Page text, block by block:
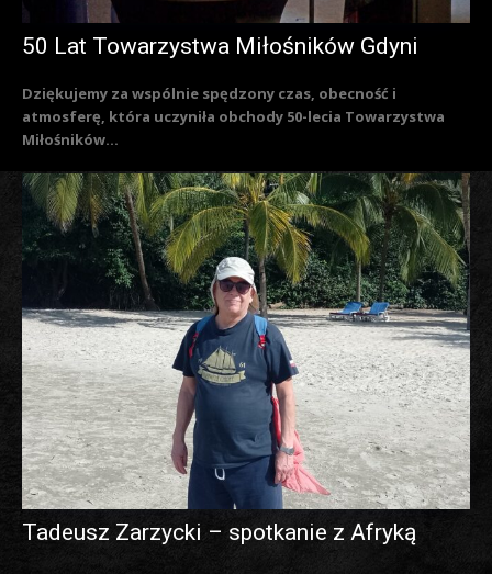
50 Lat Towarzystwa Miłośników Gdyni
Dziękujemy za wspólnie spędzony czas, obecność i
atmosferę, która uczyniła obchody 50-lecia Towarzystwa
Miłośników...
Tadeusz Zarzycki – spotkanie z Afryką